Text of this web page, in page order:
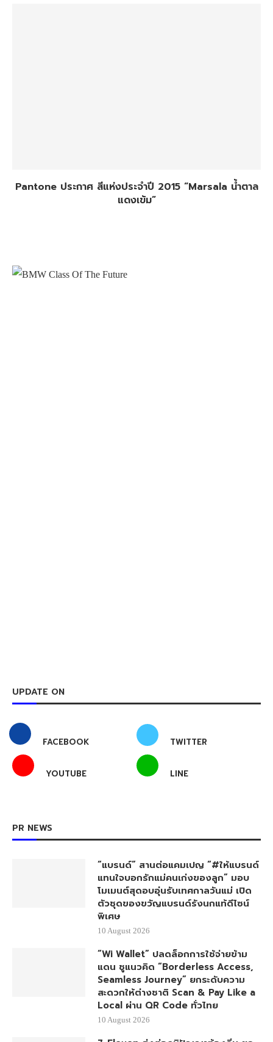
Pantone ประกาศ สีแห่งประจำปี 2015 “Marsala น้ำตาล
แดงเข้ม”
UPDATE ON
FACEBOOK TWITTER
YOUTUBE LINE
PR NEWS
“แบรนด์” สานต่อแคมเปญ “#ให้แบรนด์
แทนใจบอกรักแม่คนเก่งของลูก” มอบ
โมเมนต์สุดอบอุ่นรับเทศกาลวันแม่ เปิด
ตัวชุดของขวัญแบรนด์รังนกแท้ดีไซน์
พิเศษ
10 August 2026
“Wi Wallet” ปลดล็อกการใช้จ่ายข้าม
แดน ชูแนวคิด “Borderless Access,
Seamless Journey” ยกระดับความ
สะดวกให้ต่างชาติ Scan & Pay Like a
Local ผ่าน QR Code ทั่วไทย
10 August 2026